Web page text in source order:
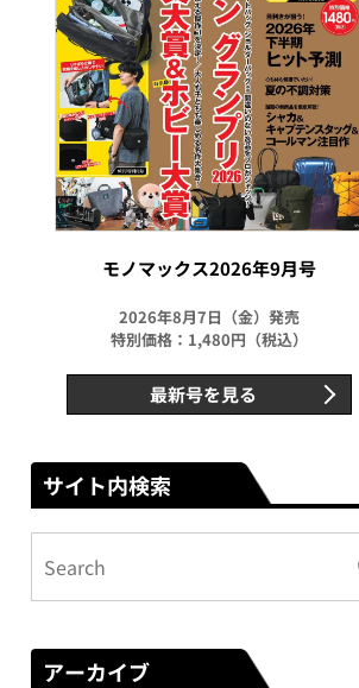
モノマックス2026年9月号
2026年8月7日（金）発売
特別価格：1,480円（税込）
最新号を見る
サイト内検索
アーカイブ